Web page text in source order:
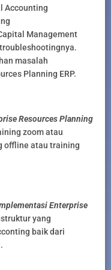
Accounting
Management
masalah
Planning ERP.
Resources Planning
zoom atau
offline atau training
Enterprise
yang
baik dari